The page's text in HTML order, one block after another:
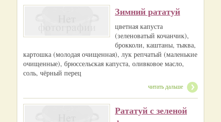
Зимний рататуй
цветная капуста
(зеленоватый кочанчик),
брокколи, каштаны, тыква,
картошка (молодая очищенная), лук репчатый (маленькие
очищенные), брюссельская капуста, оливковое масло,
соль, чёрный перец
читать дальше
Рататуй с зеленой